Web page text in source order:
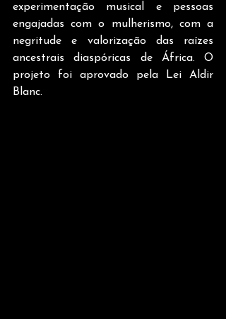
experimentação musical e pessoas
engajadas com o mulherismo, com a
negritude e valorização das raízes
ancestrais diaspóricas de África. O
projeto foi aprovado pela Lei Aldir
Blanc.